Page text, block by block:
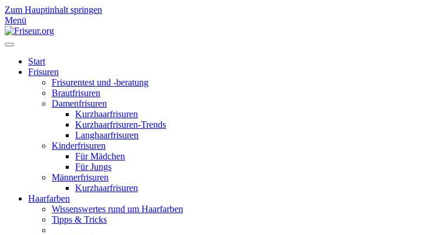
Zum Hauptinhalt springen
Menü
Start
Frisuren
Frisurentest und -beratung
Brautfrisuren
Damenfrisuren
Kurzhaarfrisuren
Kurzhaarfrisuren-Trends
Langhaarfrisuren
Kinderfrisuren
Für Mädchen
Für Jungs
Männerfrisuren
Kurzhaarfrisuren
Haarfarben
Wissenswertes rund um Haarfarben
Tipps & Tricks